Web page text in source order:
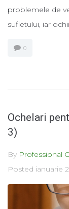
problemele de
sufletului, iar
0
Ochelari
3)
By Professional
Posted ianuarie